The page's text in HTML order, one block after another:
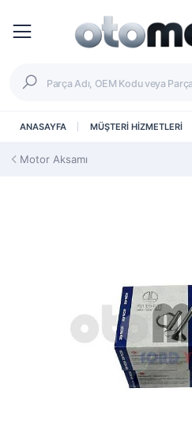
ANASAYFA MÜŞTERİ HİZMETLERİ
Motor Aksamı